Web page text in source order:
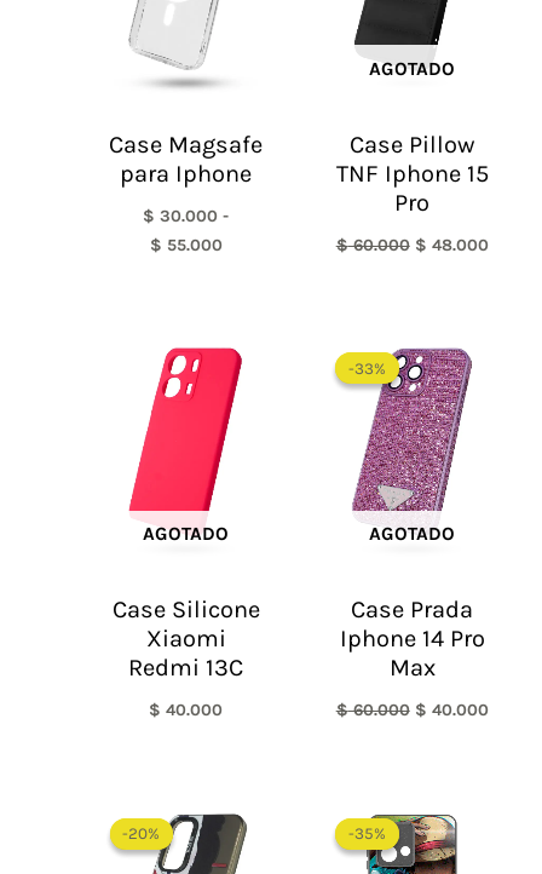
Case Magsafe
para Iphone
$ 30.000 -
$ 55.000
AGOTADO
Case Pillow
TNF Iphone 15
Pro
$60.000 $ 48.000
AGOTADO
Case Silicone
Xiaomi
Redmi 13C
$ 40.000
-33%
AGOTADO
-33%
Case Prada
Iphone 14 Pro
Max
$60.000
precio
original
era:
$ 60.000.
$ 40.000
-20%
-20%
precio
original
era:
-35%
-35%